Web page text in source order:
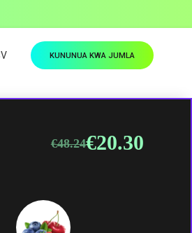
KUNUNUA KWA JUMLA
€48.24
Original
€48.24.
€20.30
Current
€20.30.